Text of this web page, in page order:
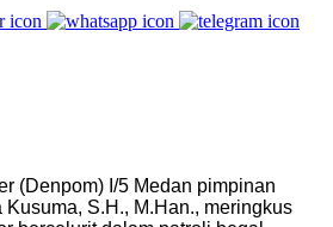
(Denpom) I/5 Medan pimpinan
Kusuma, S.H., M.Han., meringkus